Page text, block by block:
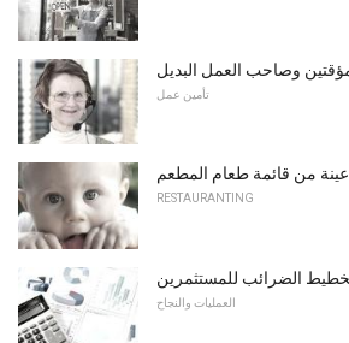
وصاحب العمل البديل
تأمين عمل
عينة من قائمة طعام المطعم
RESTAURANTING
الضرائب للمستثمرين
العمليات والنجاح